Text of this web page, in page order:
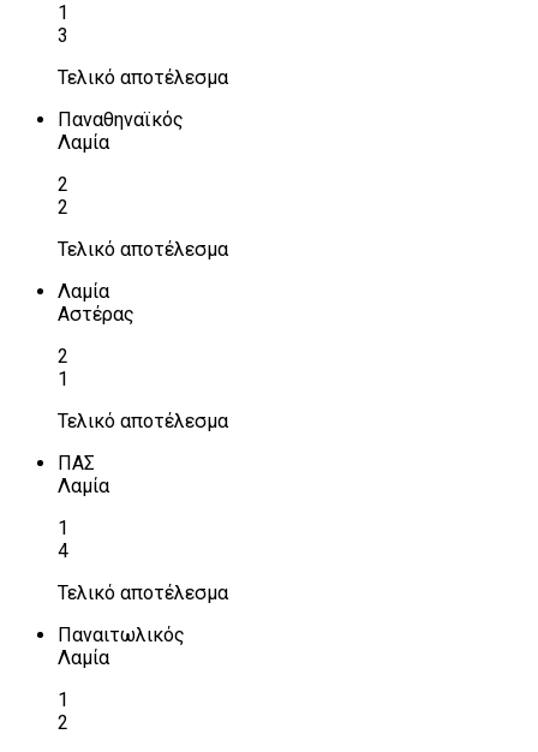
1
3
Τελικό αποτέλεσμα
Παναθηναϊκός
Λαμία
2
2
Τελικό αποτέλεσμα
Λαμία
Αστέρας
2
1
Τελικό αποτέλεσμα
ΠΑΣ
Λαμία
1
4
Τελικό αποτέλεσμα
Παναιτωλικός
Λαμία
1
2